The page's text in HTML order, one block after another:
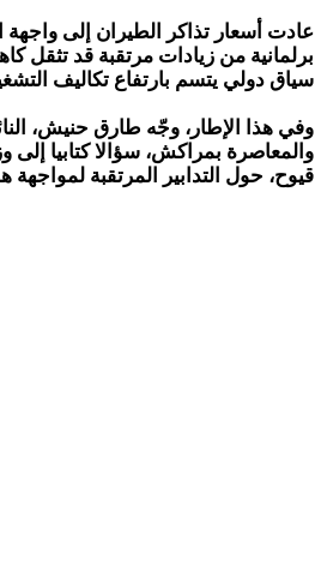
عادت أسعار تذاكر الطيران إلى
برلمانية من زيادات مرتقبة قد
سياق دولي يتسم بارتفاع تكاليف
وفي هذا الإطار، وجّه طارق حنيش،
والمعاصرة بمراكش، سؤالا كتابيا إلى
قيوح، حول التدابير المرتقبة لمواجهة